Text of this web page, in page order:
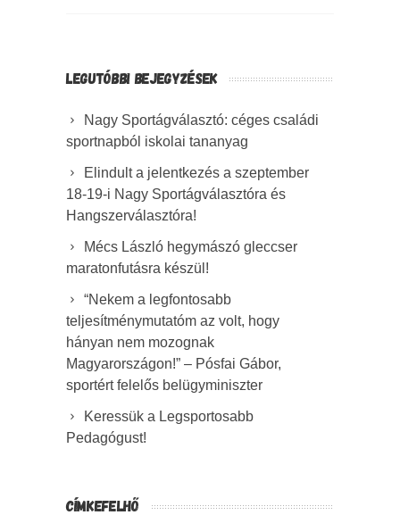
LEGUTÓBBI BEJEGYZÉSEK
Nagy Sportágválasztó: céges családi
sportnapból iskolai tananyag
Elindult a jelentkezés a szeptember
18-19-i Nagy Sportágválasztóra és
Hangszerválasztóra!
Mécs László hegymászó gleccser
maratonfutásra készül!
“Nekem a legfontosabb
teljesítménymutatóm az volt, hogy
hányan nem mozognak
Magyarországon!” – Pósfai Gábor,
sportért felelős belügyminiszter
Keressük a Legsportosabb
Pedagógust!
CÍMKEFELHŐ